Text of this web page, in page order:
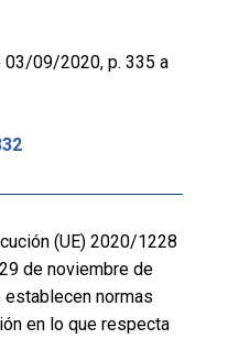
03/09/2020, p. 335 a
(UE) 2020/1228
de noviembre de
normas
en lo que respecta